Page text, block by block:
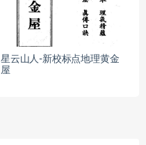
星云山人-新校标点地理黄金
屋